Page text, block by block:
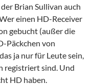
Brian Sullivan auch
einen HD-Receiver
gebucht (außer die
Päckchen von
ja nur für Leute sein,
registriert sind. Und
HD haben.